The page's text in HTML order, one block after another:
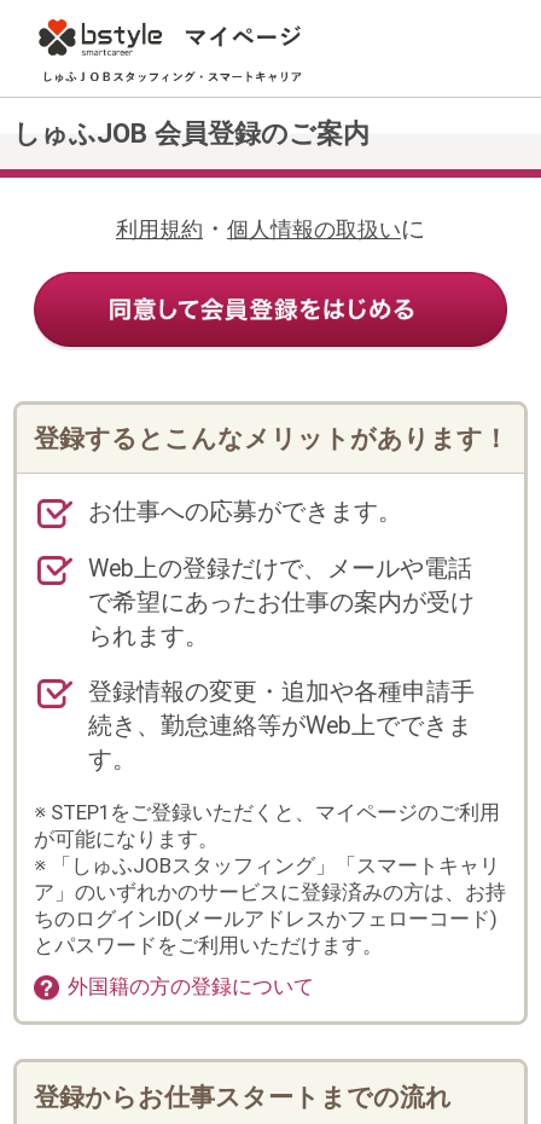
しゅふJOB 会員登録のご案内
登録するとこんなメリットがあります！
Web上の登録だけで、メールや電話
で希望にあったお仕事の案内が受け
られます。
続き、勤怠連絡等がWeb上でできま
※ STEP1をご登録いただくと、マイページのご利用
が可能になります。
※ 「しゅふJOBスタッフィング」「スマートキャリ
ア」のいずれかのサービスに登録済みの方は、お持
外国籍の方の登録について
※紹介(直接雇用)の場合は、流れが異なりますの
で、別途担当よりご案内いたします。
まずは会員登録
詳しく入力するほど、ご紹
介できるお仕事の幅が広が
ります。
希望のお仕事に応募